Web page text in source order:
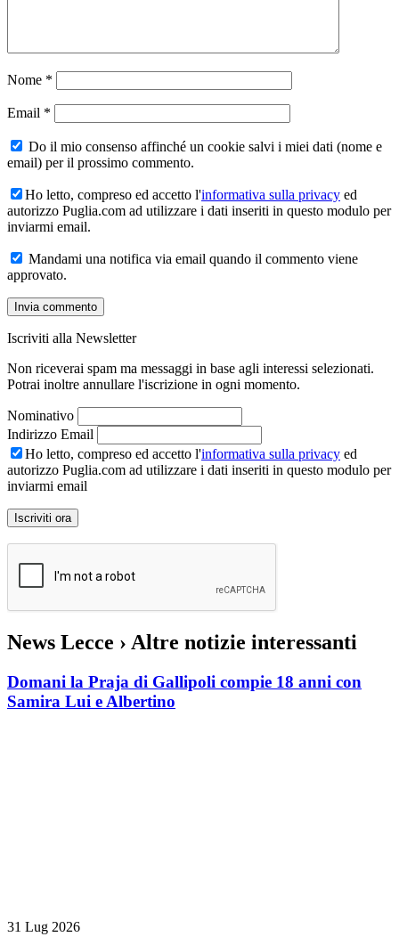
Nome *
Email *
Do il mio consenso affinché un cookie salvi i miei dati (nome e
email) per il prossimo commento.
Ho letto, compreso ed accetto l'informativa sulla privacy ed
autorizzo Puglia.com ad utilizzare i dati inseriti in questo modulo per
inviarmi email.
Mandami una notifica via email quando il commento viene
approvato.
Iscriviti alla Newsletter
Non riceverai spam ma messaggi in base agli interessi selezionati.
Potrai inoltre annullare l'iscrizione in ogni momento.
Nominativo
Indirizzo Email
Ho letto, compreso ed accetto l'informativa sulla privacy ed
autorizzo Puglia.com ad utilizzare i dati inseriti in questo modulo per
inviarmi email
News Lecce › Altre notizie interessanti
Domani la Praja di Gallipoli compie 18 anni con
Samira Lui e Albertino
31 Lug 2026